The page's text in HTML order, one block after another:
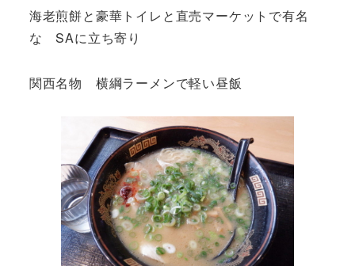
海老煎餅と豪華トイレと直売マーケットで有名
な SAに立ち寄り
関西名物 横綱ラーメンで軽い昼飯